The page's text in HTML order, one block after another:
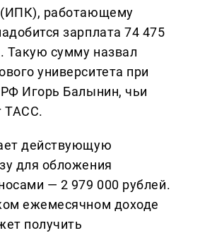
работающему
зарплата 74 475
Такую сумму назвал
университета при
Игорь Балынин, чьи
ТАСС.
действующую
для обложения
— 2 979 000 рублей.
ежемесячном доходе
получить